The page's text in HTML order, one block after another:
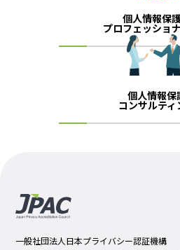
個人情報保
プロフェッショ
個人情報保
コンサルティ
一般社団法人日本プライバシー認証機構